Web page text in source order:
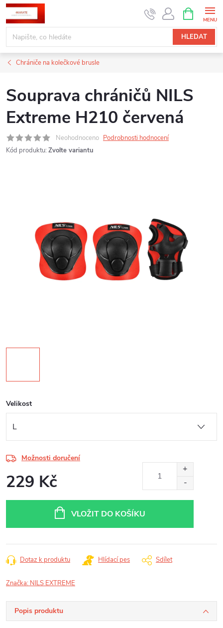
Přejít
na
obsah
HLEDAT
NÁKUPNÍ
KOŠÍK
Chrániče na kolečkové brusle
Souprava chráničů NILS
Extreme H210 červená
Neohodnoceno Podrobnosti hodnocení
Kód produktu: Zvolte variantu
Velikost
Možnosti doručení
229 Kč
VLOŽIT DO KOŠÍKU
Dotaz k produktu Hlídací pes Sdílet
Značka: NILS EXTREME
Popis produktu